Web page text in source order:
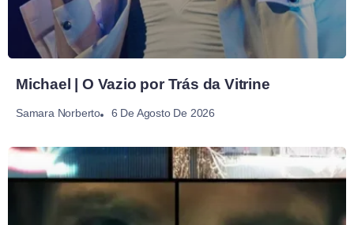
Michael | O Vazio por Trás da Vitrine
Samara Norberto 6 De Agosto De 2026